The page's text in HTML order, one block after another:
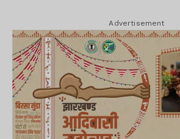
Advertisement